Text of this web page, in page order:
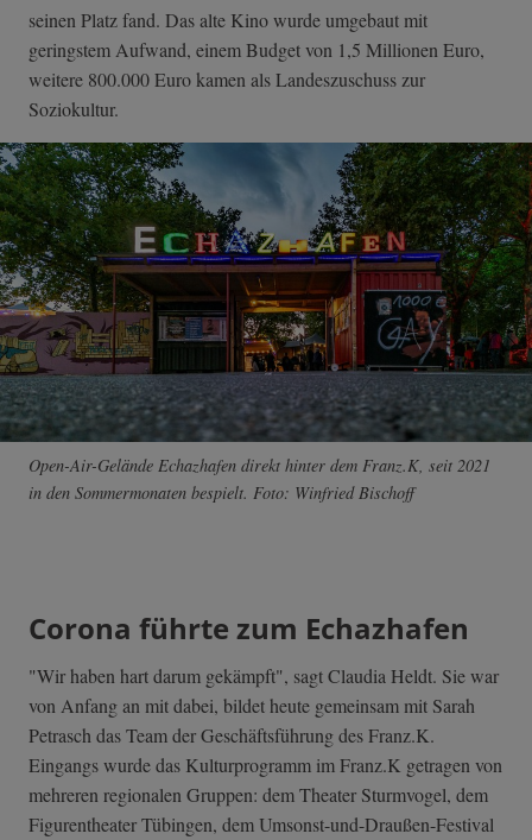
seinen Platz fand. Das alte Kino wurde umgebaut mit
geringstem Aufwand, einem Budget von 1,5 Millionen Euro,
weitere 800.000 Euro kamen als Landeszuschuss zur
Soziokultur.
Open-Air-Gelände Echazhafen direkt hinter dem Franz.K, seit 2021
in den Sommermonaten bespielt. Foto: Winfried Bischoff
Corona führte zum Echazhafen
"Wir haben hart darum gekämpft", sagt Claudia Heldt. Sie war
von Anfang an mit dabei, bildet heute gemeinsam mit Sarah
Petrasch das Team der Geschäftsführung des Franz.K.
Eingangs wurde das Kulturprogramm im Franz.K getragen von
mehreren regionalen Gruppen: dem Theater Sturmvogel, dem
Figurentheater Tübingen, dem Umsonst-und-Draußen-Festival